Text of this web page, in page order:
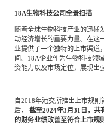
18A生物科技公司全景扫描
随着全球生物科技产业的迅猛
动经济增长的重要力量。在这
业提供了一个独特的上市渠道
间。18A企业作为生物科技领
资能力以及市场定位，展现出
自2018年港交所推出上市规
后，
截至2024年3月31日，共
的财务业绩改善至符合上市规